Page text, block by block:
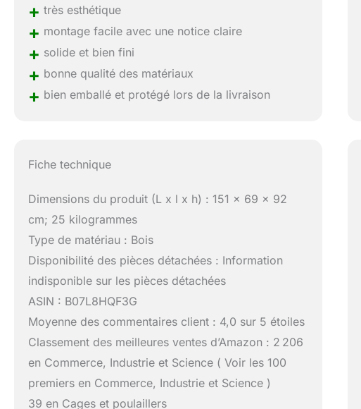
+ très esthétique
+ montage facile avec une notice claire
+ solide et bien fini
+ bonne qualité des matériaux
+ bien emballé et protégé lors de la livraison
Fiche technique
Dimensions du produit (L x l x h) : 151 x 69 x 92
cm; 25 kilogrammes
Type de matériau : Bois
Disponibilité des pièces détachées : Information
indisponible sur les pièces détachées
ASIN : B07L8HQF3G
Moyenne des commentaires client : 4,0 sur 5 étoiles
Classement des meilleures ventes d’Amazon : 2 206
en Commerce, Industrie et Science ( Voir les 100
premiers en Commerce, Industrie et Science )
39 en Cages et poulaillers